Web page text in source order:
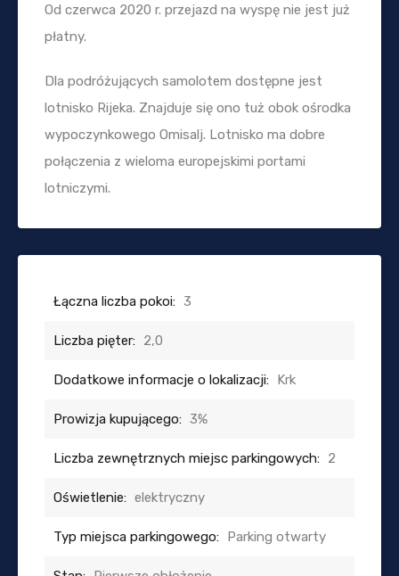
Od czerwca 2020 r. przejazd na wyspę nie jest już
płatny.
Dla podróżujących samolotem dostępne jest
lotnisko Rijeka. Znajduje się ono tuż obok ośrodka
wypoczynkowego Omisalj. Lotnisko ma dobre
połączenia z wieloma europejskimi portami
lotniczymi.
Łączna liczba pokoi: 3
Liczba pięter: 2,0
Dodatkowe informacje o lokalizacji: Krk
Prowizja kupującego: 3%
Liczba zewnętrznych miejsc parkingowych: 2
Oświetlenie: elektryczny
Typ miejsca parkingowego: Parking otwarty